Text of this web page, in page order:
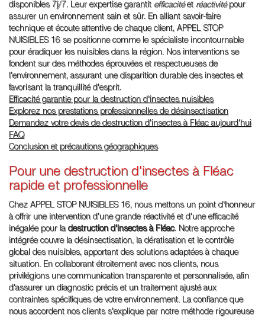
disponibles 7j/7. Leur expertise garantit efficacitéet réactivitépour
assurer un environnement sain et sûr. En alliant savoir-faire
technique et écoute attentive de chaque client, APPEL STOP
NUISIBLES 16 se positionne comme le spécialiste incontournable
pour éradiquer les nuisibles dans la région. Nos interventions se
fondent sur des méthodes éprouvées et respectueuses de
l'environnement, assurant une disparition durable des insectes et
favorisant la tranquillité d'esprit.
Efficacité garantie pour la destruction d'insectes nuisibles
Explorez nos prestations professionnelles de désinsectisation
Demandez votre devis de destruction d'insectes à Fléac aujourd'hui
FAQ
Conclusion et précautions géographiques
Pour une destruction d'insectes à Fléac
rapide et professionnelle
Chez APPEL STOP NUISIBLES 16, nous mettons un point d'honneur
à offrir une intervention d'une grande réactivité et d'une efficacité
inégalée pour la destruction d'insectes à Fléac. Notre approche
intégrée couvre la désinsectisation, la dératisation et le contrôle
global des nuisibles, apportant des solutions adaptées à chaque
situation. En collaborant étroitement avec nos clients, nous
privilégions une communication transparente et personnalisée, afin
d'assurer un diagnostic précis et un traitement ajusté aux
contraintes spécifiques de votre environnement. La confiance que
nous accordent nos clients s'explique par notre méthode rigoureuse